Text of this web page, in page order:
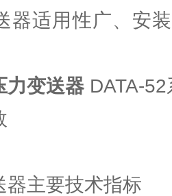
适用性广、安装
力变送器 DATA-52
主要技术指标